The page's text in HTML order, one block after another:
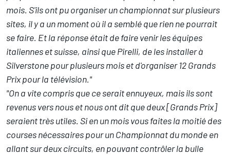
mois. S'ils ont pu organiser un championnat sur plusieurs
sites, il y a un moment où il a semblé que rien ne pourrait
se faire. Et la réponse était de faire venir les équipes
italiennes et suisse, ainsi que Pirelli, de les installer à
Silverstone pour plusieurs mois et d'organiser 12 Grands
Prix pour la télévision."
"On a vite compris que ce serait ennuyeux, mais ils sont
revenus vers nous et nous ont dit que deux [Grands Prix]
seraient très utiles. Si en un mois vous faites la moitié des
courses nécessaires pour un Championnat du monde en
allant sur deux circuits, en pouvant contrôler la bulle